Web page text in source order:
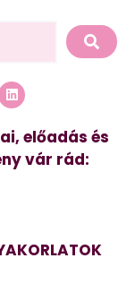
előadás és
vár rád: